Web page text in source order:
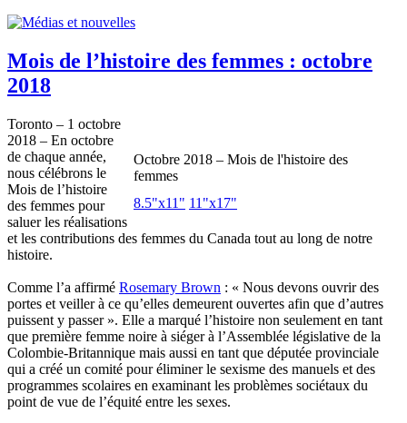
Mois de l’histoire des femmes : octobre
2018
Octobre 2018 – Mois de l'histoire des
femmes
8.5"x11" 11"x17"
Toronto – 1 octobre
2018 – En octobre
de chaque année,
nous célébrons le
Mois de l’histoire
des femmes pour
saluer les réalisations
et les contributions des femmes du Canada tout au long de notre
histoire.
Comme l’a affirmé Rosemary Brown : « Nous devons ouvrir des
portes et veiller à ce qu’elles demeurent ouvertes afin que d’autres
puissent y passer ». Elle a marqué l’histoire non seulement en tant
que première femme noire à siéger à l’Assemblée législative de la
Colombie-Britannique mais aussi en tant que députée provinciale
qui a créé un comité pour éliminer le sexisme des manuels et des
programmes scolaires en examinant les problèmes sociétaux du
point de vue de l’équité entre les sexes.